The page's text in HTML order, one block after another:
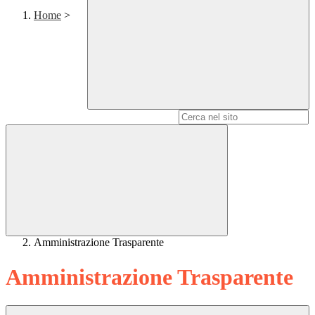
Home >
Amministrazione Trasparente
Amministrazione Trasparente